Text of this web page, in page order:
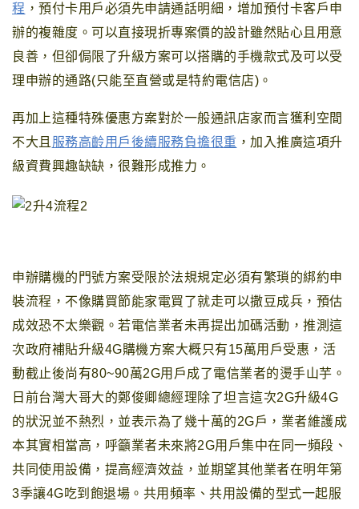
程 ， 預付卡用戶必須先申請通話明細 ，增加預付卡客戶申
辦的複雜度 。可以直接現折專案價的設計雖然貼心且用意
良善 ，但卻侷限了升級方案可以搭購的手機款式及可以受
理申辦的通路(只能至直營或是特約電信店) 。
再加上這種特殊優惠方案對於一般通訊店家而言獲利空間
不大 且 服務高齡用戶後續服務負擔很重 ，加入推廣這項升
級資費興趣缺缺，很難形成推力。
申辦購機的門號方案受限於法規規定必須有繁瑣的綁約申
裝流程 ，不像購買節能家電買了就走可以撒豆成兵 ，預估
成效恐不太樂觀 。若電信業者未再提出加碼活動 ， 推測這
次政府補貼升級4G購機方案大概只有15萬用戶受惠 ，活
動截止後尚有80~90萬2G用戶成了電信業者的燙手山芋。
日前台灣大哥大的鄭俊卿總經理除了坦言這次2G升級4G
的狀況並不熱烈 ，並表示為了幾十萬的2G戶，業者維護成
本其實相當高，呼籲業者未來將2G用戶集中在同一頻段、
共同使用設備，提高經濟效益 ，並期望其他業者在明年第
3季讓4G吃到飽退場 。 共用頻率、共用設備的型式一起服